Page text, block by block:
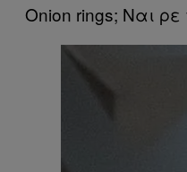
Onion rings; Ναι ρε